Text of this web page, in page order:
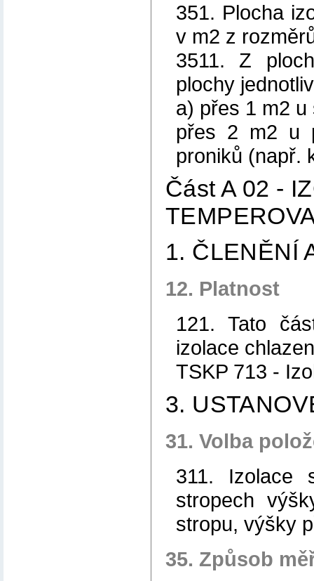
351. Plocha
v m2 z
3511. Z
plochy
a) přes 1 m2 u
přes 2 m2 u
proniků (např.
Část A 02 -
1. ČLENĚNÍ
12. Platnost
121. Tato
izolace
TSKP 713 -
3.
31. Volba
311. Izolace
stropech
stropu, výšky
35. Způsob